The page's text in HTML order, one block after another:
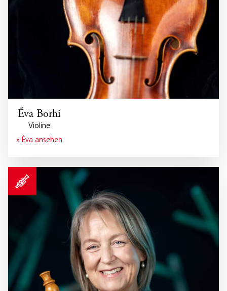
Éva Borhi
Violine
» Éva ansehen